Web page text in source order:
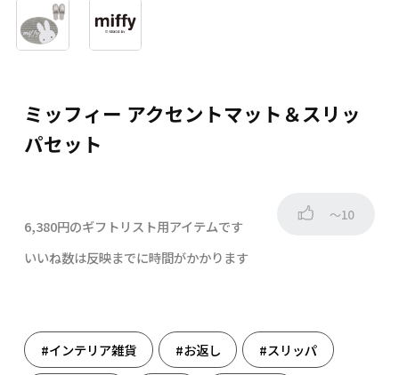
ミッフィー アクセントマット＆スリッ
パセット
6,380円のギフトリスト用アイテムです
～10
いいね数は反映までに時間がかかります
#インテリア雑貨 #お返し #スリッパ